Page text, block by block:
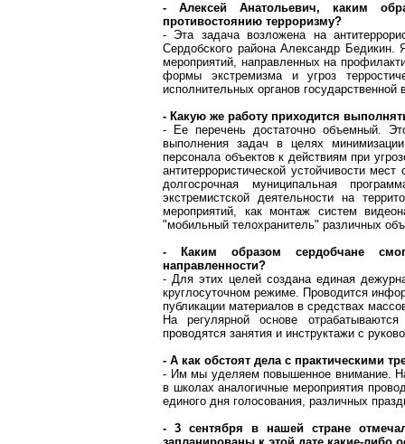
- Алексей Анатольевич, каким
противостоянию терроризму?
- Эта задача возложена на
Сердобского района Александр Бедикин.
мероприятий, направленных на
формы экстремизма и угроз
исполнительных органов
- Какую же работу приходится
- Ее перечень достаточно объемный.
выполнения задач в целях
персонала объектов к действиям при
антитеррористической устойчивости
долгосрочная муниципальная
экстремистской деятельности на
мероприятий, как монтаж систем
"мобильный телохранитель" различных
- Каким образомсердобчане
направленности?
- Для этих целей создана единая
круглосуточном режиме. Проводится
публикации материалов в средствах
На регулярной основе
проводятся занятия и инструктажи с
- А как обстоят дела с практическими
- Им мы уделяем повышенное внимание.
в школах аналогичные мероприятия
единого дня голосования, различных
- 3 сентября в нашей стране